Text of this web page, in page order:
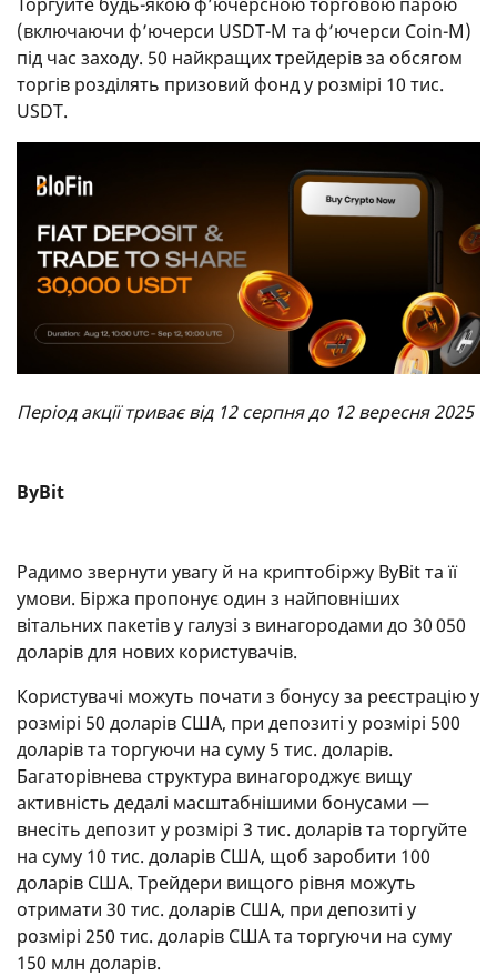
(включаючи ф’ючерси USDT-M та ф’ючерси Coin-M)
під час заходу. 50 найкращих трейдерів за обсягом
торгів розділять призовий фонд у розмірі 10 тис.
USDT.
Період акції триває від 12 серпня до 12 вересня 2025
ByBit
Радимо звернути увагу й на криптобіржу ByBit та її
умови. Біржа пропонує один з найповніших
вітальних пакетів у галузі з винагородами до 30 050
доларів для нових користувачів.
Користувачі можуть почати з бонусу за реєстрацію у
розмірі 50 доларів США, при депозиті у розмірі 500
доларів та торгуючи на суму 5 тис. доларів.
Багаторівнева структура винагороджує вищу
активність дедалі масштабнішими бонусами —
внесіть депозит у розмірі 3 тис. доларів та торгуйте
на суму 10 тис. доларів США, щоб заробити 100
доларів США. Трейдери вищого рівня можуть
отримати 30 тис. доларів США, при депозиті у
розмірі 250 тис. доларів США та торгуючи на суму
150 млн доларів.